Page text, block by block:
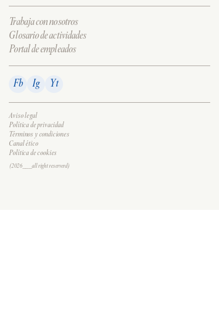
Trabaja con nosotros
Glosario de actividades
Portal de empleados
Fb Ig Yt
Aviso legal
Política de privacidad
Términos y condiciones
Canal ético
Política de cookies
(2026___all right reserverd)